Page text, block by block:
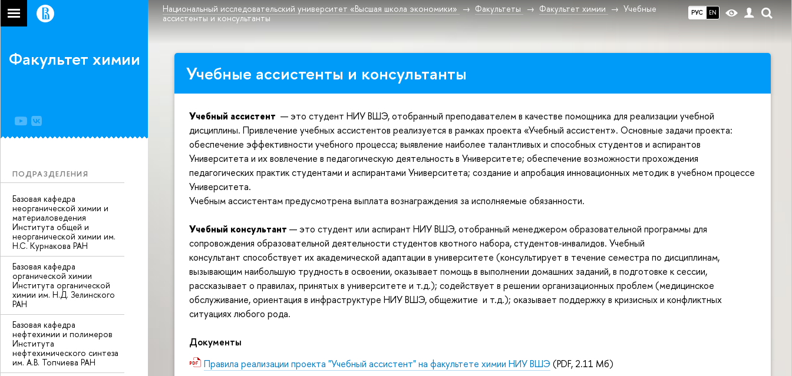
РУС EN
Национальный исследовательский университет «Высшая школа экономики» Факультеты Факультет химии
Учебные
ассистенты и консультанты
Факультет химии
ПОДРАЗДЕЛЕНИЯ
Базовая кафедра
неорганической химии и
материаловедения
Института общей и
неорганической химии им.
Н.С. Курнакова РАН
Базовая кафедра
органической химии
Института органической
химии им. Н.Д. Зелинского
РАН
Базовая кафедра
нефтехимии и полимеров
Института
нефтехимического синтеза
им. А.В. Топчиева РАН
Учебные ассистенты и консультанты
Учебный ассистент — это студент НИУ ВШЭ, отобранный преподавателем в качестве помощника для реализации учебной
дисциплины. Привлечение учебных ассистентов реализуется в рамках проекта «Учебный ассистент». Основные задачи проекта:
обеспечение эффективности учебного процесса; выявление наиболее талантливых и способных студентов и аспирантов
Университета и их вовлечение в педагогическую деятельность в Университете; обеспечение возможности прохождения
педагогических практик студентами и аспирантами Университета; создание и апробация инновационных методик в учебном процессе
Университета.
Учебным ассистентам предусмотрена выплата вознаграждения за исполняемые обязанности.
Учебный консультант — это студент или аспирант НИУ ВШЭ, отобранный менеджером образовательной программы для
сопровождения образовательной деятельности студентов квотного набора, студентов-инвалидов. Учебный
консультант способствует их академической адаптации в университете (консультирует в течение семестра по дисциплинам,
вызывающим наибольшую трудность в освоении, оказывает помощь в выполнении домашних заданий, в подготовке к сессии,
рассказывает о правилах, принятых в университете и т.д.); содействует в решении организационных проблем (медицинское
обслуживание, ориентация в инфраструктуре НИУ ВШЭ, общежитие и т.д.); оказывает поддержку в кризисных и конфликтных
ситуациях любого рода.
Документы
Правила реализации проекта "Учебный ассистент" на факультете химии НИУ ВШЭ (PDF, 2.11 Мб)